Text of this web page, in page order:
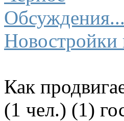
Обсуждения...
Как
(1 чел.) (1)